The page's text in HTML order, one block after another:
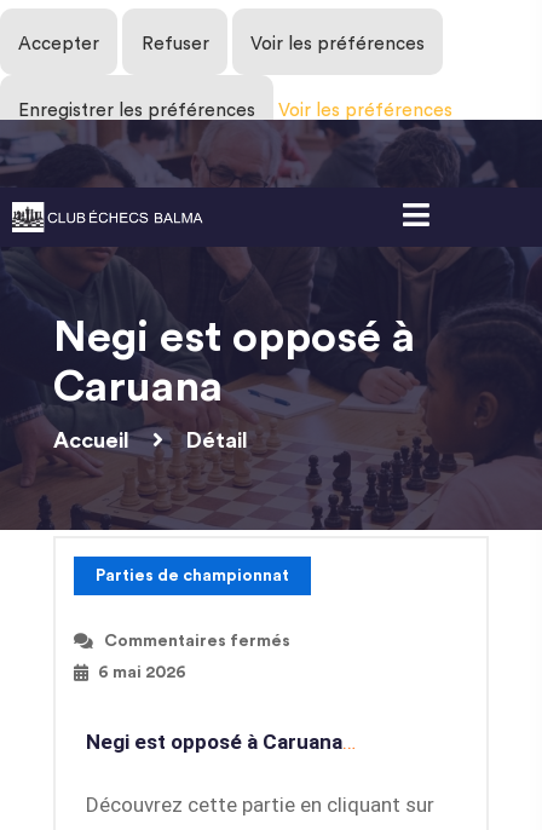
Accepter Refuser Voir les préférences
Enregistrer les préférences Voir les préférences
Gestion des cookies
Negi est opposé à
Caruana
Accueil Détail
Parties de championnat
Commentaires fermés
6 mai 2026
Negi est opposé à Caruana…
Découvrez cette partie en cliquant sur